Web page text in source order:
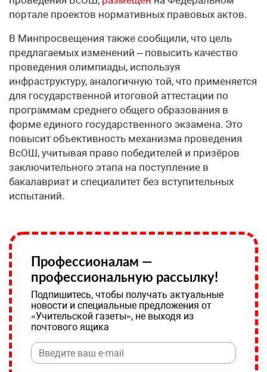
портале проектов нормативных правовых актов.
В Минпросвещения также сообщили, что цель
предлагаемых изменений – повысить качество
проведения олимпиады, используя
инфраструктуру, аналогичную той, что применяется
для государственной итоговой аттестации по
программам среднего общего образования в
форме единого государственного экзамена. Это
повысит объективность механизма проведения
ВсОШ, учитывая право победителей и призёров
заключительного этапа на поступление в
бакалавриат и специалитет без вступительных
испытаний.
Профессионалам —
профессиональную рассылку!
Подпишитесь, чтобы получать актуальные
новости и специальные предложения от
«Учительской газеты», не выходя из
почтового ящика